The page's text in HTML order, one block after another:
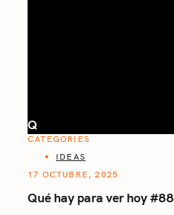
Q
CATEGORIES
IDEAS
17 OCTUBRE, 2025
Qué hay para ver hoy #88